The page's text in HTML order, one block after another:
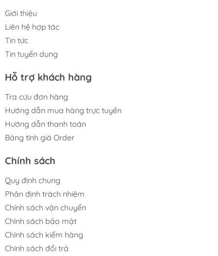
Giới thiệu
Liên hệ hợp tác
Tin tức
Tin tuyển dụng
Hỗ trợ khách hàng
Tra cứu đơn hàng
Hướng dẫn mua hàng trực tuyến
Hướng dẫn thanh toán
Bảng tính giá Order
Chính sách
Quy định chung
Phân định trách nhiệm
Chính sách vận chuyển
Chính sách bảo mật
Chính sách kiểm hàng
Chính sách đổi trả